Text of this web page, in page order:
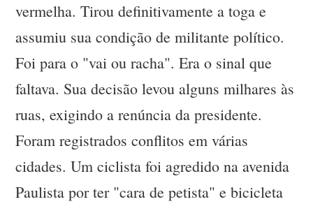
vermelha. Tirou definitivamente a toga e
assumiu sua condição de militante político.
Foi para o "vai ou racha". Era o sinal que
faltava. Sua decisão levou alguns milhares às
ruas, exigindo a renúncia da presidente.
Foram registrados conflitos em várias
cidades. Um ciclista foi agredido na avenida
Paulista por ter "cara de petista" e bicicleta